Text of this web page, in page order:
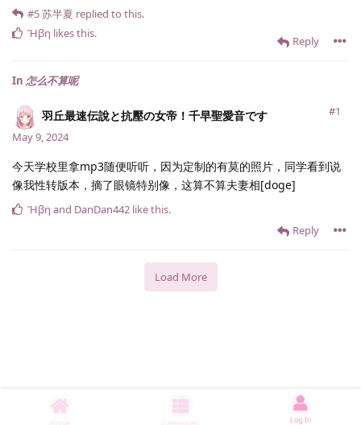
Reply
#5苏半夏 replied to this.
Ἥβη likes this.
In 怎么不算呢
羽丘最速伝說と抗壓の女帝！千早聖愛音です
#1
May 9, 2024
今天学校里拿mp3随便听听，因为定制的有莫的照片，同学看到说
像我性转版本，摘了眼镜特别像，这算不算夫妻相[doge]
Reply
Ἥβη and DanDan442 like this.
Load More
Log In